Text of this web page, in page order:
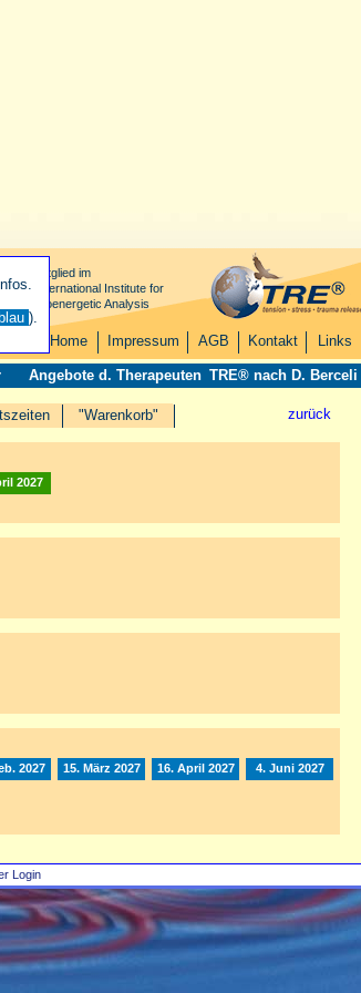
Login
Mitglied im
International Institute for
Bioenergetic Analysis
Home Impressum AGB Kontakt Links
Angebote d. Therapeuten TRE® nach D. Berceli
zurück
"Warenkorb"
2027
2027 15. März 2027 16. April 2027
4. Juni 2027
blau ).